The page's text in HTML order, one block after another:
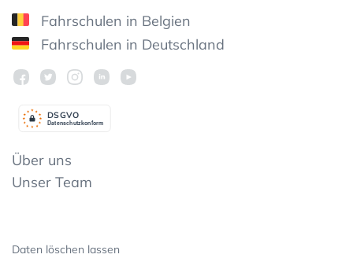
Fahrschulen in Belgien
Fahrschulen in Deutschland
Datenschutzkonform
DSGVO
Über uns
Unser Team
Daten löschen lassen